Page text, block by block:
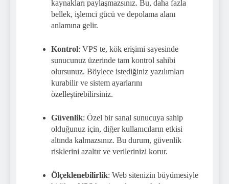
kaynakları paylaşmazsınız. Bu, daha fazla
bellek, işlemci gücü ve depolama alanı
anlamına gelir.
Kontrol: VPS te, kök erişimi sayesinde
sunucunuz üzerinde tam kontrol sahibi
olursunuz. Böylece istediğiniz yazılımları
kurabilir ve sistem ayarlarını
özelleştirebilirsiniz.
Güvenlik: Özel bir sanal sunucuya sahip
olduğunuz için, diğer kullanıcıların etkisi
altında kalmazsınız. Bu durum, güvenlik
risklerini azaltır ve verilerinizi korur.
Ölçeklenebilirlik: Web sitenizin büyümesiyle